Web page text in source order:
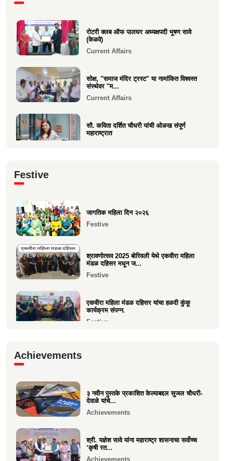
Sad Demise
रोटरी क्लब ऑफ पालघर अध्यक्षपदी भूषण सावे
(केळवे)
Current Affairs
सोक्ष, "समाज मंदिर ट्रस्ट" या नामांकित विश्वस्त
संस्थेवर "म...
Current Affairs
सौ. कविता दर्शित चौधरी यांची ओळख संपूर्ण
महाराष्ट्रात
चे प्रकाशन
Festive
जागतिक महिला दिन २०२६
Festive
श्रावणोत्सव 2025 बोरिवली येथे एकवीरा महिला
मंडळ दहिसर मधून ज...
Festive
एकवीरा महिला मंडळ दहिसर यांचा हळदी कुंकू
कार्यक्रम संपन्न.
Festive
श्री. श्रीहास चुरी यांच्या आयईसीए फाउंडेशनच्या
पुरुष वृद्धाश...
Festive
Achievements
३ नवीन पुस्तके प्रकाशित केल्याबद्दल सुजल चौधरी-
देवाळे यांचे...
Achievements
श्री. यज्ञेश सावे यांना महाराष्ट्र शासनाचा सर्वोच्च
‘कृषी रत...
Achievements